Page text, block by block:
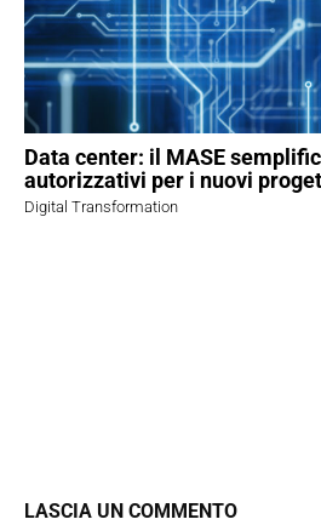
Data center: il MASE
autorizzativi per i nuovi
Digital Transformation
LASCIA UN COMMENTO